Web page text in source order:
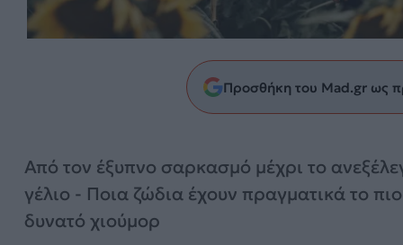
Προσθήκη του Mad.gr ως
Από τον έξυπνο σαρκασμό μέχρι το
γέλιο - Ποια ζώδια έχουν πραγματικά το πιο
δυνατό χιούμορ